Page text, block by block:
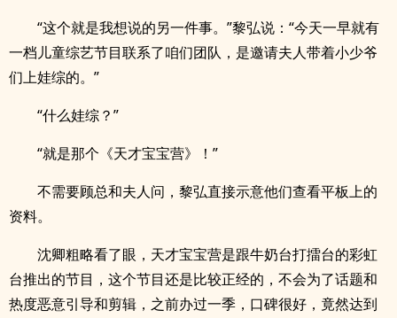
“这个就是我想说的另一件事。”黎弘说：“今天一早就有
一档儿童综艺节目联系了咱们团队，是邀请夫人带着小少爷
们上娃综的。”
“什么娃综？”
“就是那个《天才宝宝营》！”
不需要顾总和夫人问，黎弘直接示意他们查看平板上的
资料。
沈卿粗略看了眼，天才宝宝营是跟牛奶台打擂台的彩虹
台推出的节目，这个节目还是比较正经的，不会为了话题和
热度恶意引导和剪辑，之前办过一季，口碑很好，竟然达到